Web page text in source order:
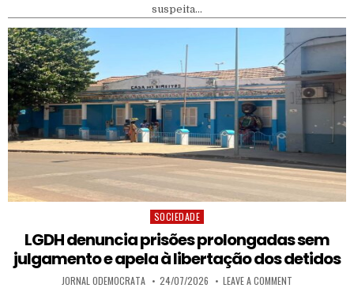
suspeita…
Posted in
SOCIEDADE
LGDH denuncia prisões prolongadas sem
julgamento e apela à libertação dos detidos
AUTHOR:
JORNAL ODEMOCRATA PUBLISHED DATE:
24/07/2026 LEAVE A COMMENT